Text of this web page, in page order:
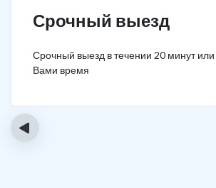
Срочный выезд
Срочный выезд в течении 20 минут или
Вами время
‹